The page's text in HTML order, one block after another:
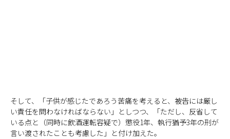
そして、「子供が感じたであろう苦痛を考えると、被告には厳し
い責任を問わなければならない」としつつ、「ただし、反省して
いる点と（同時に飲酒運転容疑で）懲役1年、執行猶予3年の刑が
言い渡されたことも考慮した」と付け加えた。